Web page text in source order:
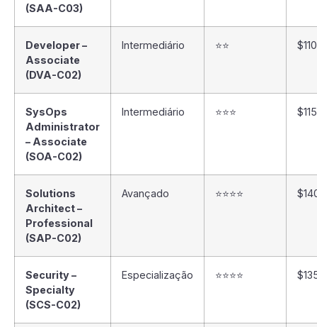
(SAA-C03)
Developer –
Associate
(DVA-C02)
Intermediário ⭐⭐
SysOps
Administrator
– Associate
(SOA-C02)
Intermediário ⭐⭐⭐
Solutions
Architect –
Professional
(SAP-C02)
Avançado ⭐⭐⭐⭐
Security –
Specialty
(SCS-C02)
Especialização ⭐⭐⭐⭐